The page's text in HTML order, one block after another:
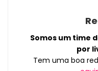
Somos um time
por
Tem uma boa